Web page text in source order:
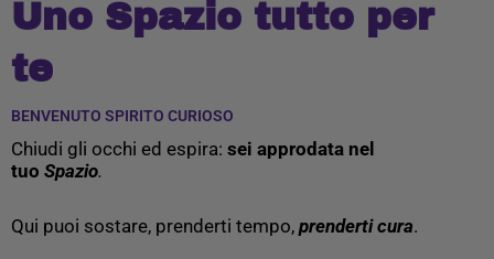
Uno Spazio tutto per
te
BENVENUTO SPIRITO CURIOSO
Chiudi gli occhi ed espira: sei approdata nel
tuo Spazio.
Qui puoi sostare, prenderti tempo, prenderti cura.